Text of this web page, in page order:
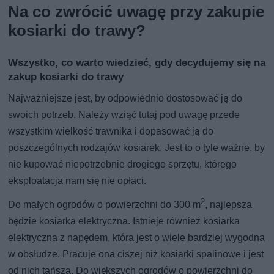
Na co zwrócić uwagę przy zakupie
kosiarki do trawy?
Wszystko, co warto wiedzieć, gdy decydujemy się na
zakup kosiarki do trawy
Najważniejsze jest, by odpowiednio dostosować ją do
swoich potrzeb. Należy wziąć tutaj pod uwagę przede
wszystkim wielkość trawnika i dopasować ją do
poszczególnych rodzajów kosiarek. Jest to o tyle ważne, by
nie kupować niepotrzebnie drogiego sprzętu, którego
eksploatacja nam się nie opłaci.
Do małych ogrodów o powierzchni do 300 m2, najlepsza
będzie kosiarka elektryczna. Istnieje również kosiarka
elektryczna z napędem, która jest o wiele bardziej wygodna
w obsłudze. Pracuje ona ciszej niż kosiarki spalinowe i jest
od nich tańsza. Do większych ogrodów o powierzchni do